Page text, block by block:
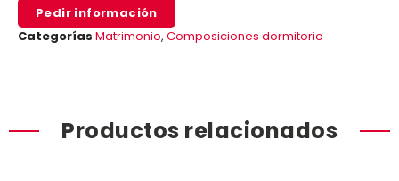
Pedir información
Categorías Matrimonio, Composiciones dormitorio
Productos relacionados